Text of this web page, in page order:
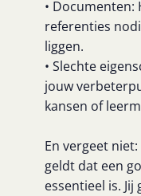
•
referenties
liggen.
• Slechte
jouw
kansen of
En vergeet
geldt dat een
essentieel is. Jij